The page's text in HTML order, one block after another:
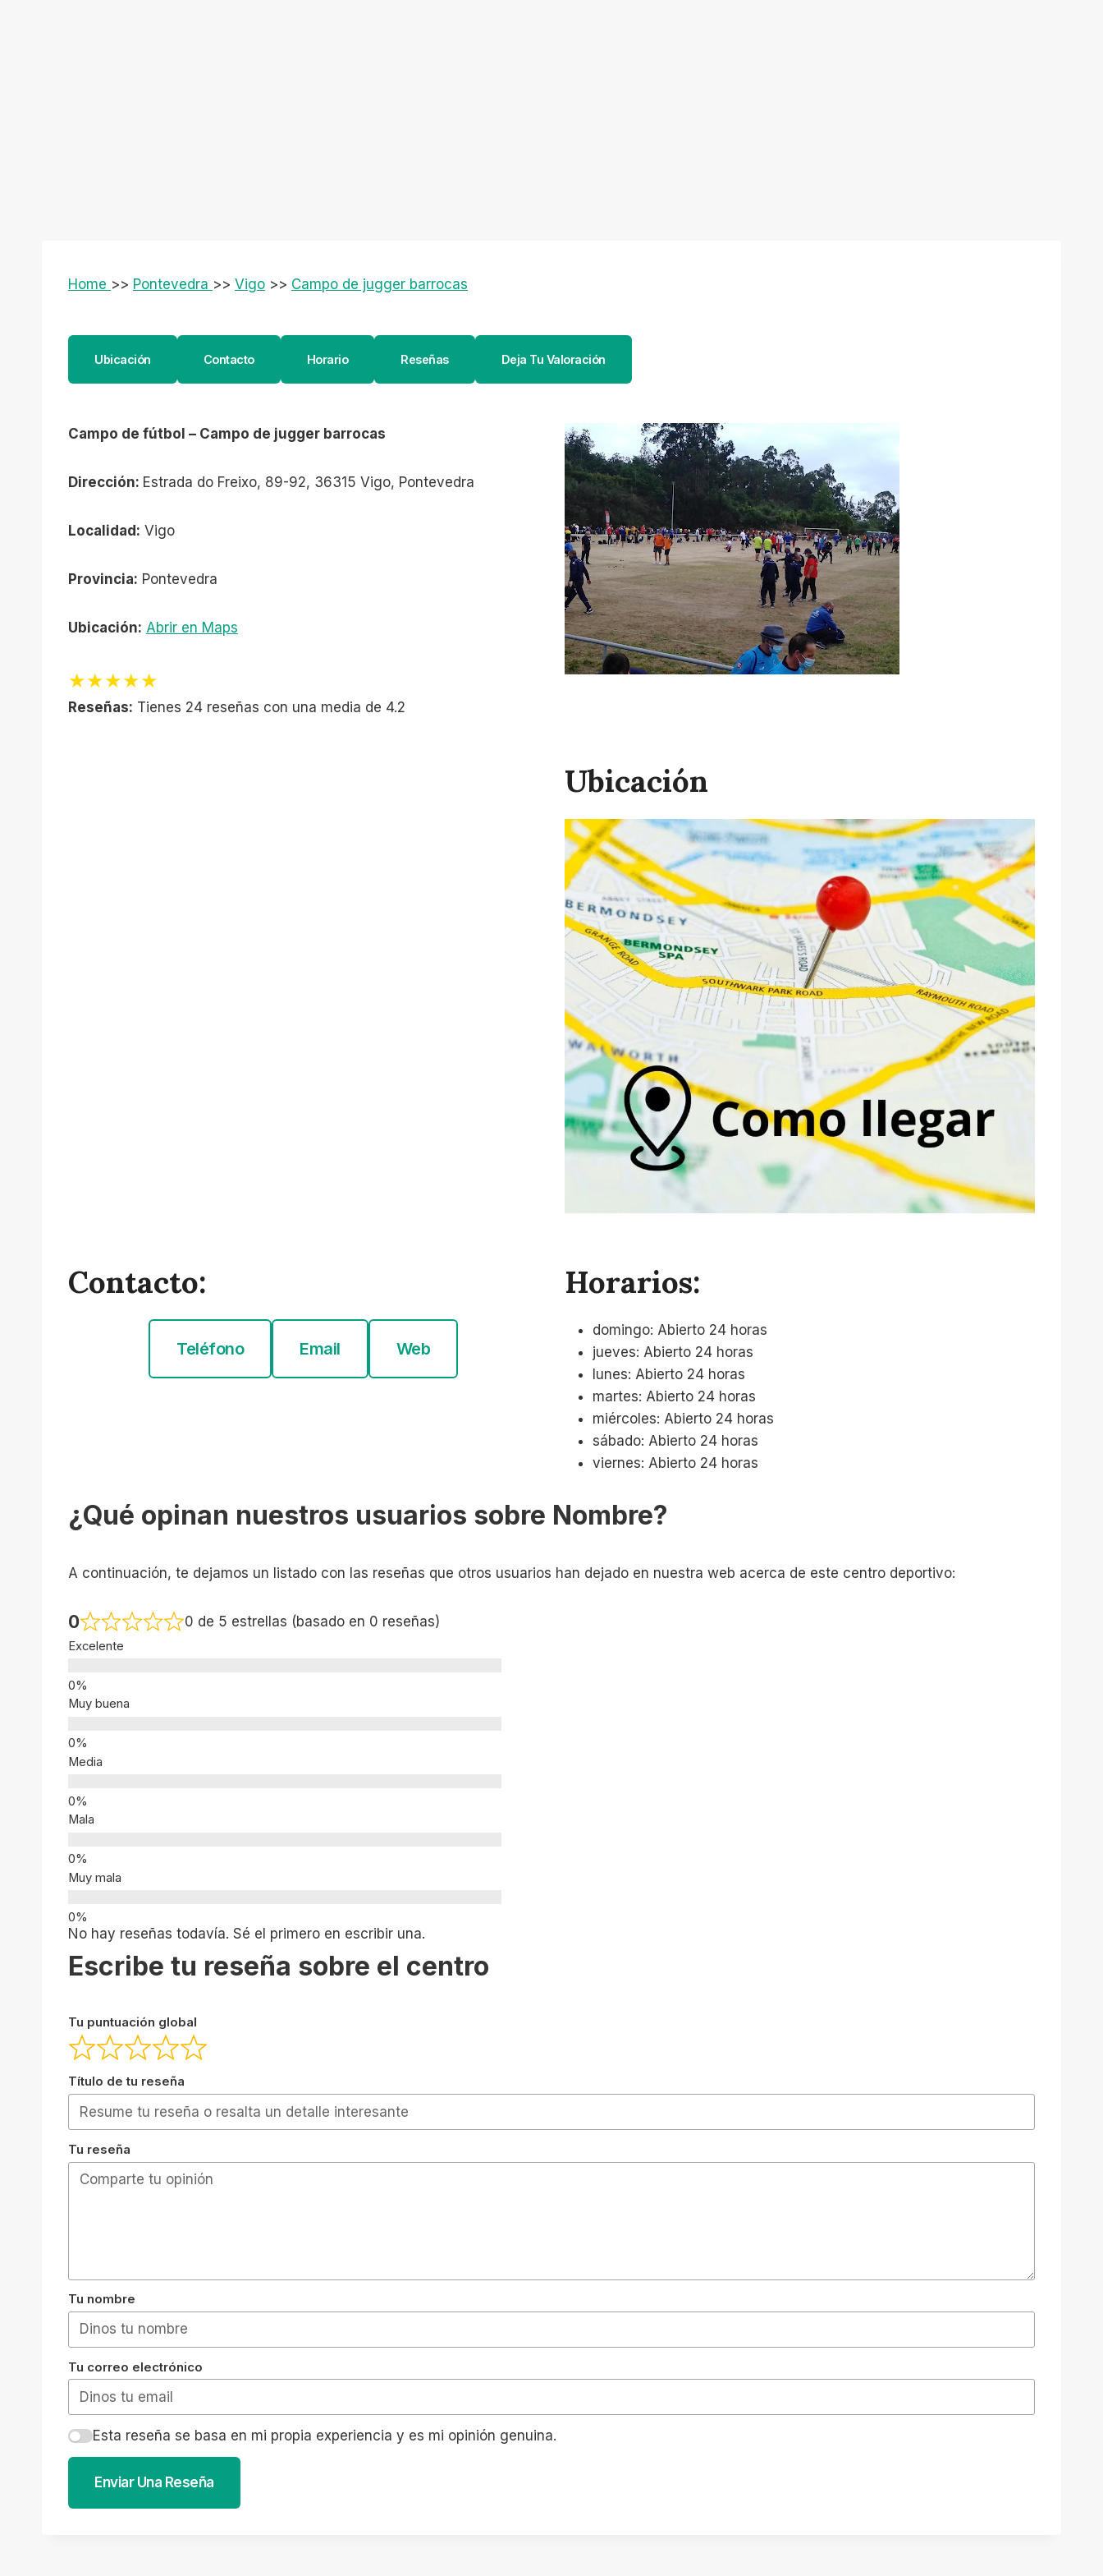
Home >> Pontevedra >> Vigo >> Campo de jugger barrocas
Ubicación Contacto Horario Reseñas Deja Tu Valoración
Campo de fútbol – Campo de jugger barrocas
Dirección: Estrada do Freixo, 89-92, 36315 Vigo, Pontevedra
Localidad: Vigo
Provincia: Pontevedra
Ubicación: Abrir en Maps
★★★★★
Reseñas: Tienes 24 reseñas con una media de 4.2
Ubicación
Contacto:
Teléfono Email Web
Horarios:
domingo: Abierto 24 horas
jueves: Abierto 24 horas
lunes: Abierto 24 horas
martes: Abierto 24 horas
miércoles: Abierto 24 horas
sábado: Abierto 24 horas
viernes: Abierto 24 horas
¿Qué opinan nuestros usuarios sobre Nombre?
A continuación, te dejamos un listado con las reseñas que otros usuarios han dejado en nuestra web acerca de este centro deportivo:
0 0 de 5 estrellas (basado en 0 reseñas)
Excelente
Muy buena
Media
Mala
Muy mala
No hay reseñas todavía. Sé el primero en escribir una.
Escribe tu reseña sobre el centro
Tu puntuación global
Título de tu reseña
Tu reseña
Tu nombre
Tu correo electrónico
Esta reseña se basa en mi propia experiencia y es mi opinión genuina.
Enviar Una Reseña